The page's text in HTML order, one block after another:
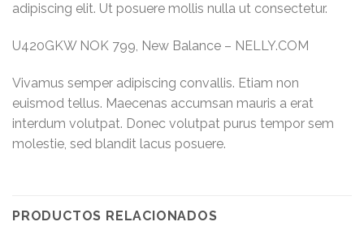
adipiscing elit. Ut posuere mollis nulla ut consectetur.
U420GKW NOK 799, New Balance – NELLY.COM
Vivamus semper adipiscing convallis. Etiam non
euismod tellus. Maecenas accumsan mauris a erat
interdum volutpat. Donec volutpat purus tempor sem
molestie, sed blandit lacus posuere.
PRODUCTOS RELACIONADOS